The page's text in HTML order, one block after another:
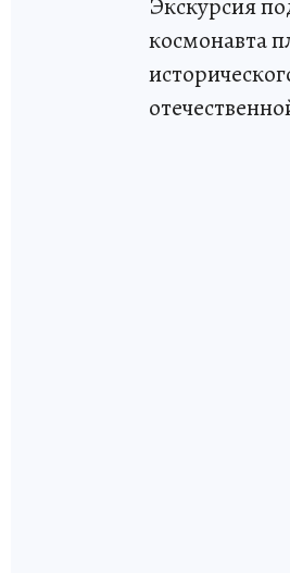
Экскурсия
космонавта